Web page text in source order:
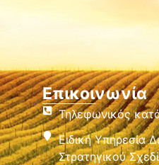
Επικοινωνία
Τηλεφωνικός
Ειδική Υπηρεσία
Στρατηγικού